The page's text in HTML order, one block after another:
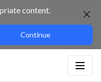
content.
Continue